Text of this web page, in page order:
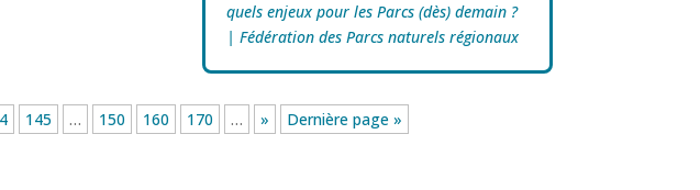
quels enjeux pour les Parcs (dès) demain ?
| Fédération des Parcs naturels régionaux
145 … 150 160 170 … » Dernière page »